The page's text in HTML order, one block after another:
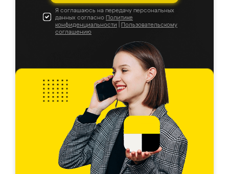
Я соглашаюсь на передачу персональных
данных согласно Политике
конфиденциальности
Пользовательскому
соглашению